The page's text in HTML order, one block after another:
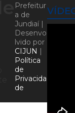
Prefeitur
a de
Jundiaí |
Desenvo
lvido por
CIJUN |
Política
de
Privacida
de